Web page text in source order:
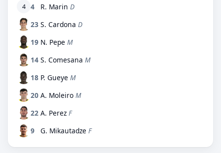
4 4 R. Marin D
23 S. Cardona D
19 N. Pepe M
14 S. Comesana M
18 P. Gueye M
20 A. Moleiro M
22 A. Perez F
9
G. Mikautadze F